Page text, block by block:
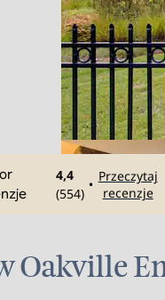
4,4
(554)
• Przeczytaj
recenzje
Oakville